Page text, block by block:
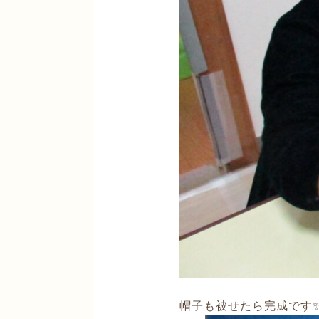
帽子も被せたら完成です